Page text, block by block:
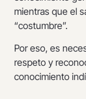
mientras que el
“costumbre”.
Por eso, es
respeto y
conocimiento